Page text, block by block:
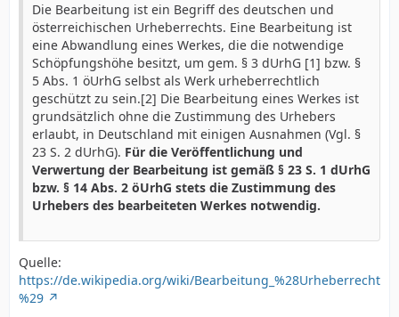
Die Bearbeitung ist ein Begriff des deutschen und
österreichischen Urheberrechts. Eine Bearbeitung ist
eine Abwandlung eines Werkes, die die notwendige
Schöpfungshöhe besitzt, um gem. § 3 dUrhG [1] bzw. §
5 Abs. 1 öUrhG selbst als Werk urheberrechtlich
geschützt zu sein.[2] Die Bearbeitung eines Werkes ist
grundsätzlich ohne die Zustimmung des Urhebers
erlaubt, in Deutschland mit einigen Ausnahmen (Vgl. §
23 S. 2 dUrhG). Für die Veröffentlichung und
Verwertung der Bearbeitung ist gemäß § 23 S. 1 dUrhG
bzw. § 14 Abs. 2 öUrhG stets die Zustimmung des
Urhebers des bearbeiteten Werkes notwendig.
Quelle:
https://de.wikipedia.org/wiki/Bearbeitung_%28Urheberrecht
%29